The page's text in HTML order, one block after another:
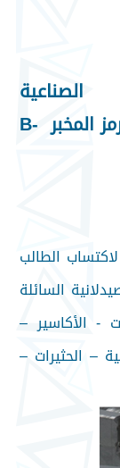
الصناعية
رمز المخبر B-
الطالب
السائلة
- الأكاسير –
– الحثيرات –